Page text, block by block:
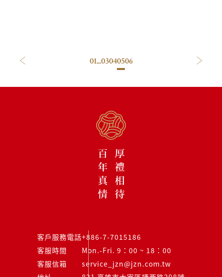
01...03040506
客戶服務電話+886-7-7015186
客服時間
Mon.-Fri. 9：00 ~ 18：00
客服信箱
service_jzn@jzn.com.tw